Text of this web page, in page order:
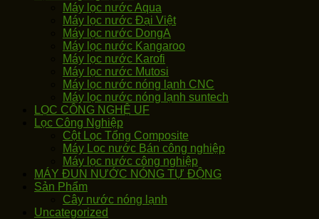
Máy lọc nước Aqua
Máy lọc nước Đại Việt
Máy lọc nước DongA
Máy lọc nước Kangaroo
Máy lọc nước Karofi
Máy lọc nước Mutosi
Máy lọc nước nóng lạnh CNC
Máy lọc nước nóng lạnh suntech
LỌC CÔNG NGHỆ UF
Lọc Công Nghiệp
Cột Lọc Tổng Composite
Máy Loc nước Bán công nghiệp
Máy lọc nước công nghiệp
MÁY ĐUN NƯỚC NÓNG TỰ ĐỘNG
Sản Phẩm
Cây nước nóng lạnh
Uncategorized